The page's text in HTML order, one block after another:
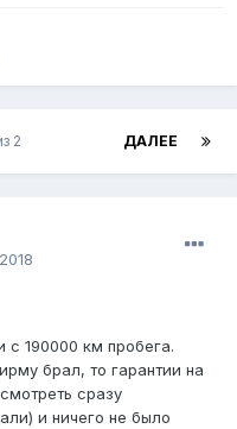
ДАЛЕЕ
2
с 190000 км пробега.
брал, то гарантии на
сразу
и ничего не было